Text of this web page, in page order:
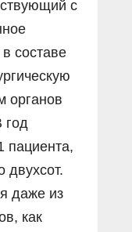
с
составе
органов
год
пациента,
двухсот.
даже из
как